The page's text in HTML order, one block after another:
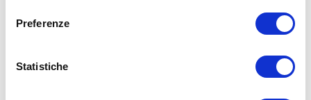
Preferenze
Statistiche